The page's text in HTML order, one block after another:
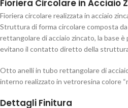
Fioriera Circolare in Acciaio
Fioriera circolare realizzata in acciaio
Struttura di forma circolare composta
rettangolare di acciaio zincato, la base
evitano il contatto diretto della
Otto anelli in tubo rettangolare di
interno realizzato in vetroresina colore
Dettagli Finitura